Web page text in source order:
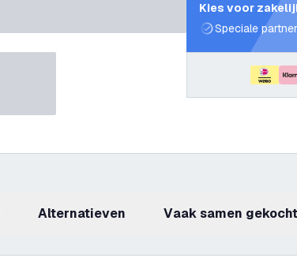
Kies voor
Speciale
Alternatieven Vaak samen gekocht